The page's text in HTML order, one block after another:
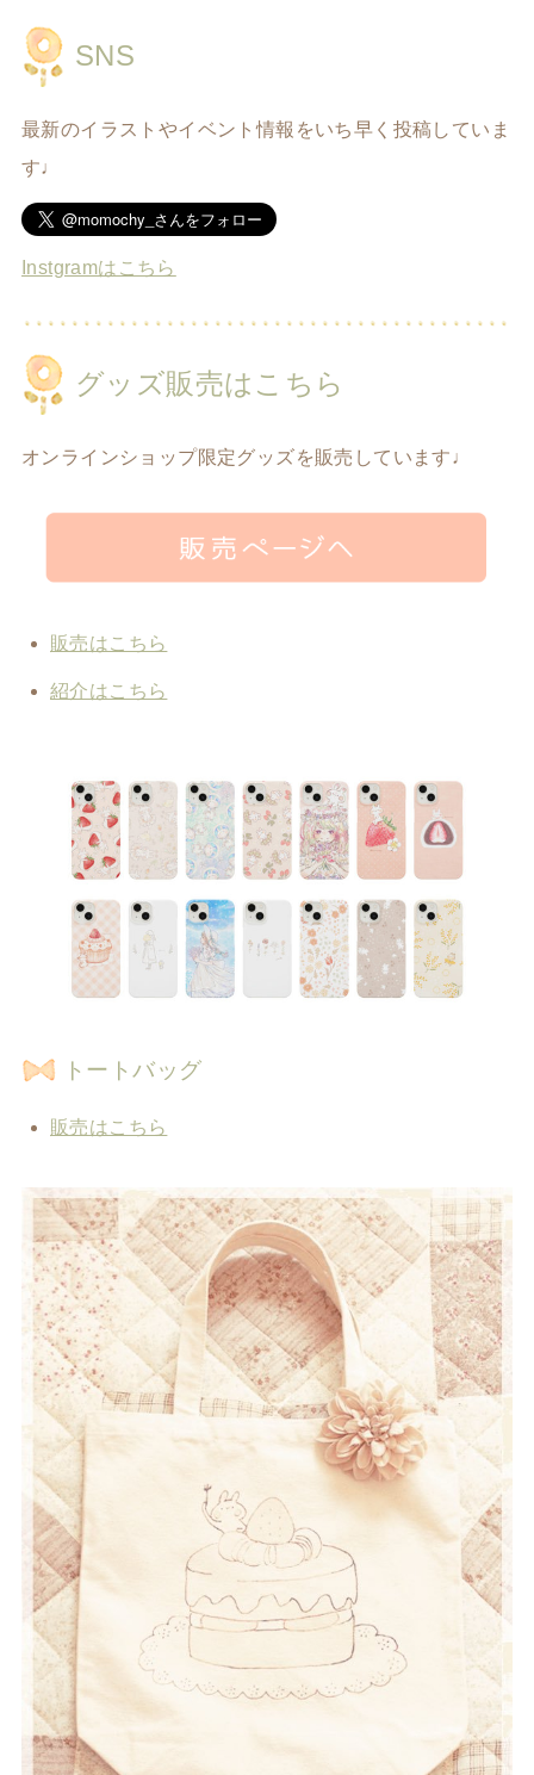
SNS
最新のイラストやイベント情報をいち早く投稿していま
す♩
Instgramはこちら
グッズ販売はこちら
オンラインショップ限定グッズを販売しています♩
販売はこちら
紹介はこちら
トートバッグ
販売はこちら